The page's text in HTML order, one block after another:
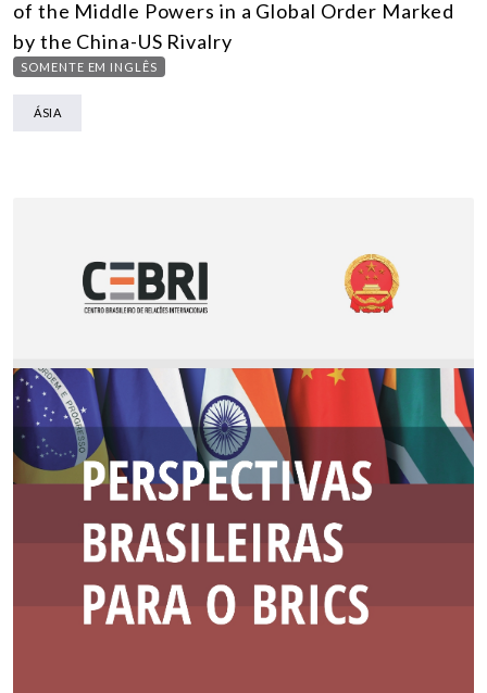
of the Middle Powers in a Global Order Marked
by the China-US Rivalry
SOMENTE EM INGLÊS
ÁSIA